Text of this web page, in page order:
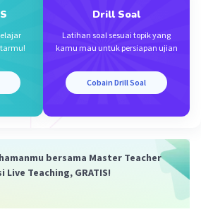
Drill Soal
Latihan soal sesuai topik yang
kamu mau untuk persiapan ujian
Cobain Drill Soal
bersama Master Teacher
Live Teaching, GRATIS!